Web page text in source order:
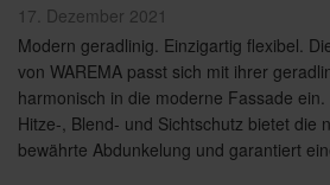
Veröffentlicht
am
17. Dezember 2021
Modern geradlinig. Einzigartig flexibel.
von WAREMA passt sich mit ihrer
harmonisch in die moderne Fassade
Hitze-, Blend- und Sichtschutz bietet die
bewährte Abdunkelung und garantiert